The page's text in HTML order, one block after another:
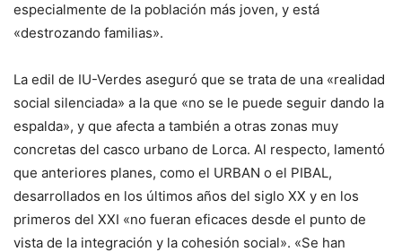
especialmente de la población más joven, y está
«destrozando familias».
La edil de IU-Verdes aseguró que se trata de una «realidad
social silenciada» a la que «no se le puede seguir dando la
espalda», y que afecta a también a otras zonas muy
concretas del casco urbano de Lorca. Al respecto, lamentó
que anteriores planes, como el URBAN o el PIBAL,
desarrollados en los últimos años del siglo XX y en los
primeros del XXI «no fueran eficaces desde el punto de
vista de la integración y la cohesión social». «Se han